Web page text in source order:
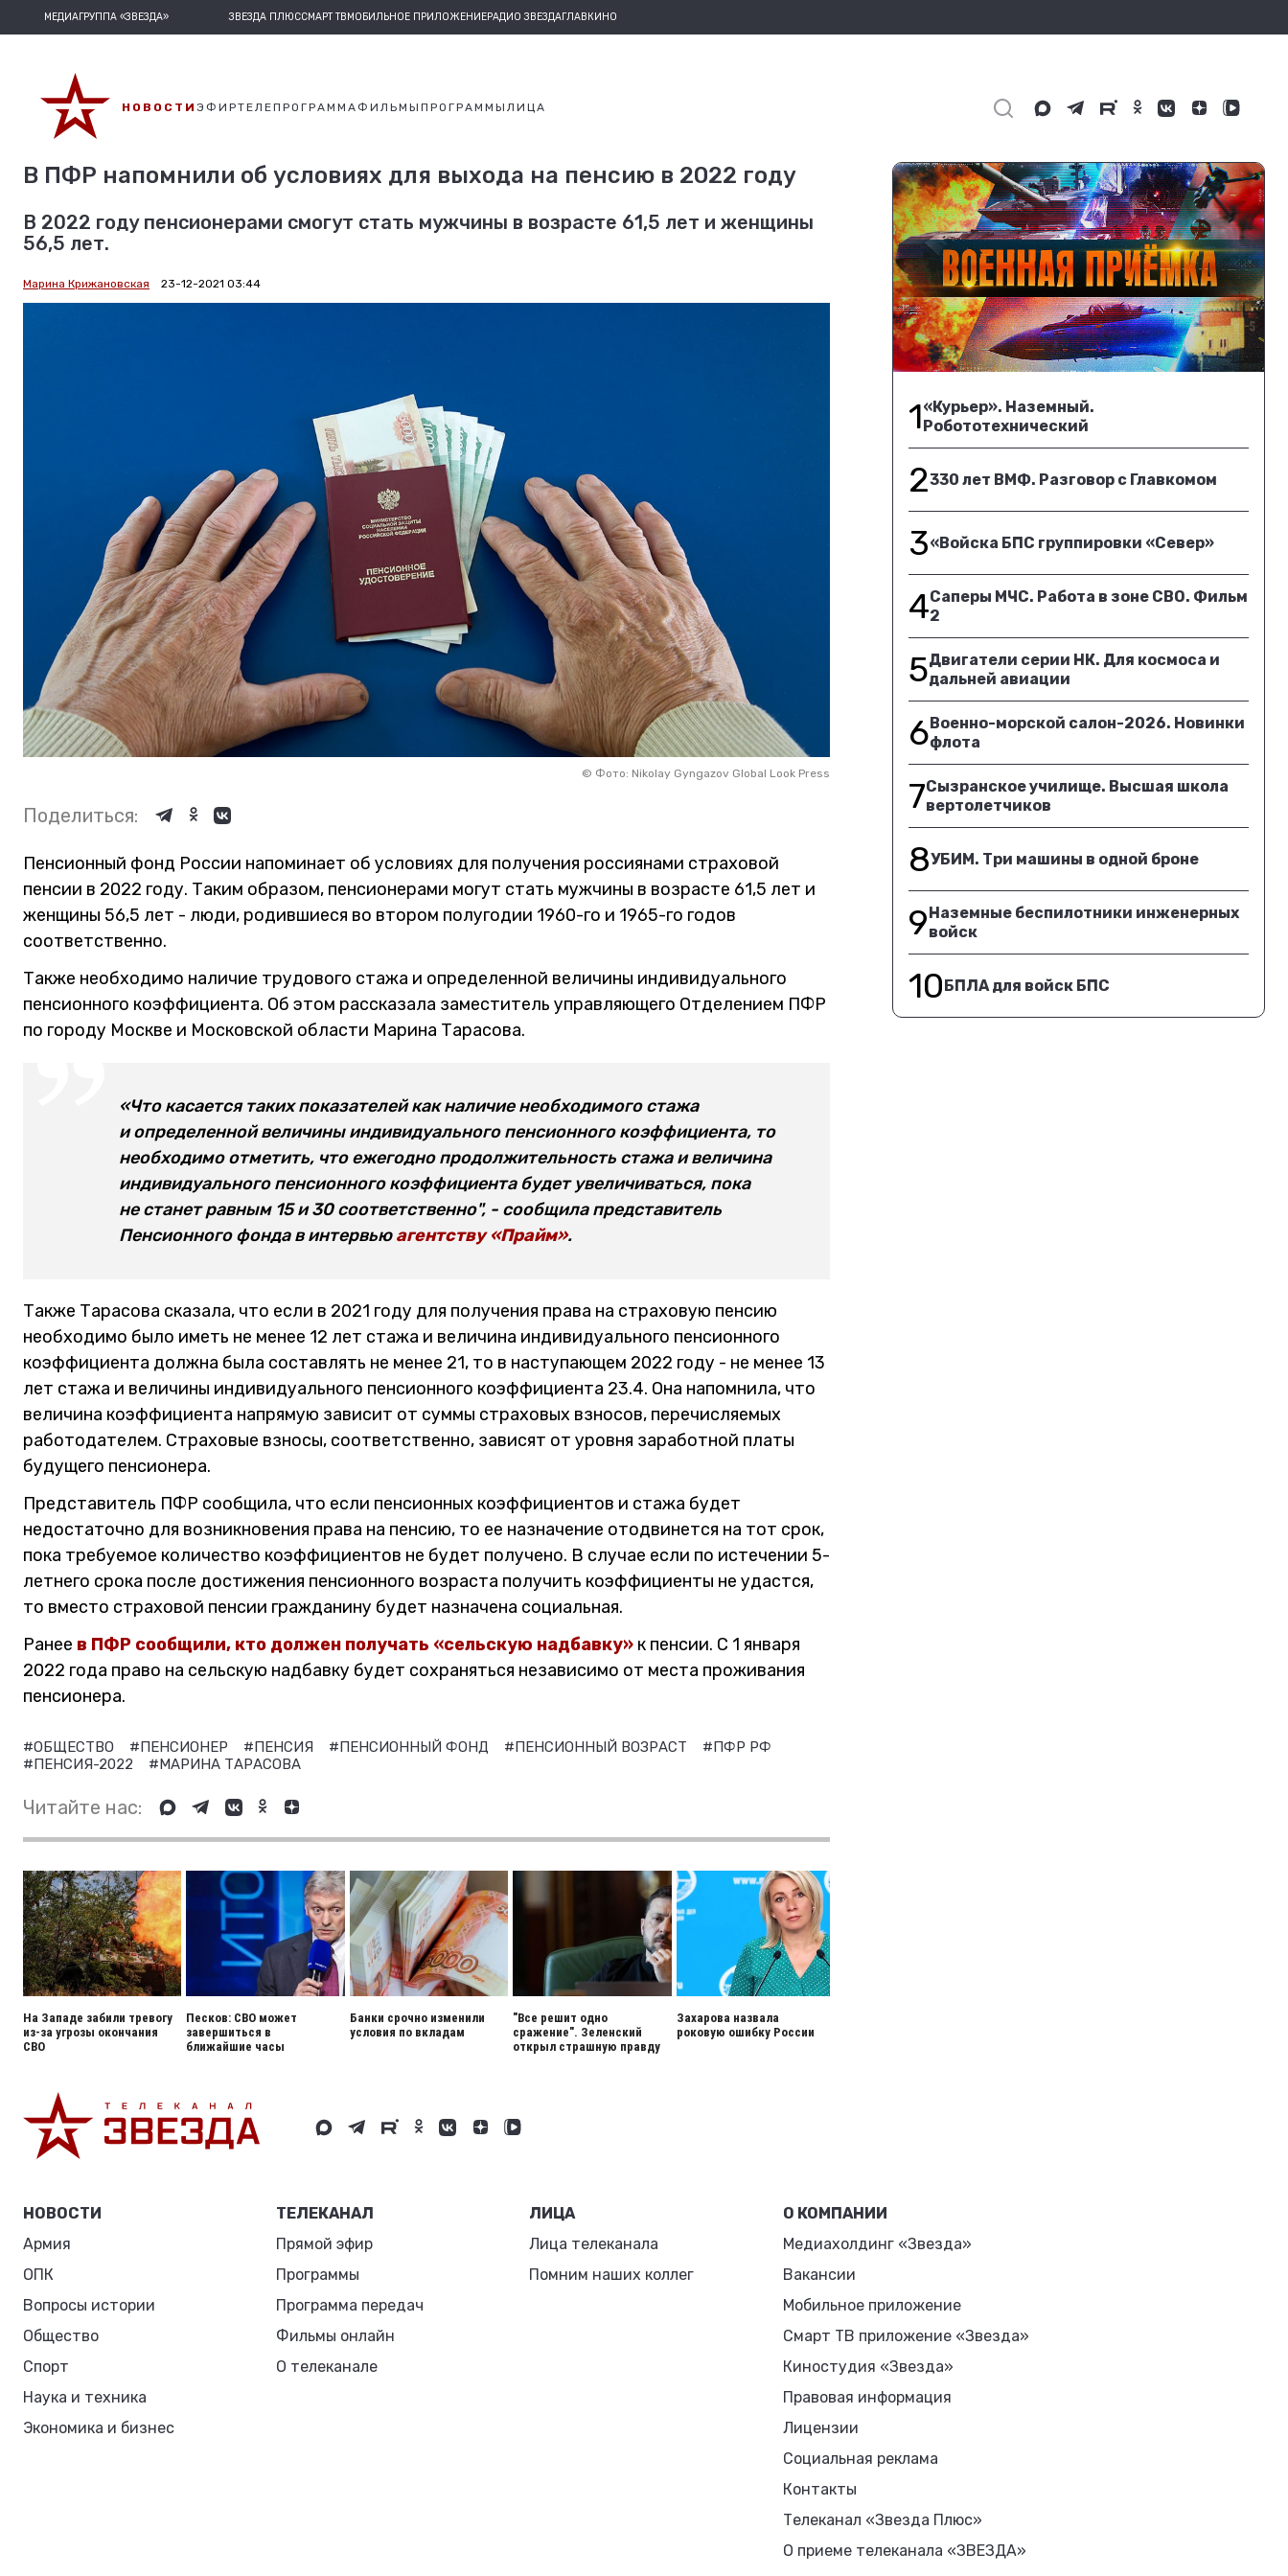
МЕДИАГРУППА «ЗВЕЗДА» ЗВЕЗДА ПЛЮССМАРТ ТВМОБИЛЬНОЕ ПРИЛОЖЕНИЕРАДИО ЗВЕЗДАГЛАВКИНО
НОВОСТИ ЭФИРТЕЛЕПРОГРАММАФИЛЬМЫ ПРОГРАММЫ ЛИЦА
В ПФР напомнили об условиях для выхода на пенсию в 2022 году
В 2022 году пенсионерами смогут стать мужчины в возрасте 61,5 лет и женщины
56,5 лет.
Марина Крижановская 23-12-2021 03:44
© Фото: Nikolay Gyngazov Global Look Press
Поделиться:
Пенсионный фонд России напоминает об условиях для получения россиянами страховой
пенсии в 2022 году. Таким образом, пенсионерами могут стать мужчины в возрасте 61,5 лет и
женщины 56,5 лет - люди, родившиеся во втором полугодии 1960-го и 1965-го годов
соответственно.
Также необходимо наличие трудового стажа и определенной величины индивидуального
пенсионного коэффициента. Об этом рассказала заместитель управляющего Отделением ПФР
по городу Москве и Московской области Марина Тарасова.
«Что касается таких показателей как наличие необходимого стажа
и определенной величины индивидуального пенсионного коэффициента, то
необходимо отметить, что ежегодно продолжительность стажа и величина
индивидуального пенсионного коэффициента будет увеличиваться, пока
не станет равным 15 и 30 соответственно", - сообщила представитель
Пенсионного фонда в интервьюагентству «Прайм».
Также Тарасова сказала, что если в 2021 году для получения права на страховую пенсию
необходимо было иметь не менее 12 лет стажа и величина индивидуального пенсионного
коэффициента должна была составлять не менее 21, то в наступающем 2022 году - не менее 13
лет стажа и величины индивидуального пенсионного коэффициента 23.4. Она напомнила, что
величина коэффициента напрямую зависит от суммы страховых взносов, перечисляемых
работодателем. Страховые взносы, соответственно, зависят от уровня заработной платы
будущего пенсионера.
Представитель ПФР сообщила, что если пенсионных коэффициентов и стажа будет
недостаточно для возникновения права на пенсию, то ее назначение отодвинется на тот срок,
пока требуемое количество коэффициентов не будет получено. В случае если по истечении 5-
летнего срока после достижения пенсионного возраста получить коэффициенты не удастся,
то вместо страховой пенсии гражданину будет назначена социальная.
Ранее в ПФР сообщили, кто должен получать «сельскую надбавку» к пенсии. С 1 января
2022 года право на сельскую надбавку будет сохраняться независимо от места проживания
пенсионера.
#ОБЩЕСТВО #ПЕНСИОНЕР #ПЕНСИЯ #ПЕНСИОННЫЙ ФОНД #ПЕНСИОННЫЙ ВОЗРАСТ
#ПФР РФ
#ПЕНСИЯ-2022
#МАРИНА ТАРАСОВА
Читайте нас:
На Западе забили тревогу
из-за угрозы окончания
СВО
Песков: СВО может
завершиться в
ближайшие часы
Банки срочно изменили
условия по вкладам
"Все решит одно
сражение". Зеленский
открыл страшную правду
Захарова назвала
роковую ошибку России
1«Курьер». Наземный.
Робототехнический
2330 лет ВМФ. Разговор с Главкомом
3«Войска БПС группировки «Север»
4Саперы МЧС. Работа в зоне СВО. Фильм
2
5Двигатели серии НК. Для космоса и
дальней авиации
6Военно-морской салон-2026. Новинки
флота
7Сызранское училище. Высшая школа
вертолетчиков
8УБИМ. Три машины в одной броне
9Наземные беспилотники инженерных
войск
10БПЛА для войск БПС
НОВОСТИ
Армия
ОПК
Вопросы истории
Общество
Спорт
Наука и техника
Экономика и бизнес
ТЕЛЕКАНАЛ
Прямой эфир
Программы
Программа передач
Фильмы онлайн
О телеканале
ЛИЦА
Лица телеканала
Помним наших коллег
О КОМПАНИИ
Медиахолдинг «Звезда»
Вакансии
Мобильное приложение
Смарт ТВ приложение «Звезда»
Киностудия «Звезда»
Правовая информация
Лицензии
Социальная реклама
Контакты
Телеканал «Звезда Плюс»
О приеме телеканала «ЗВЕЗДА»